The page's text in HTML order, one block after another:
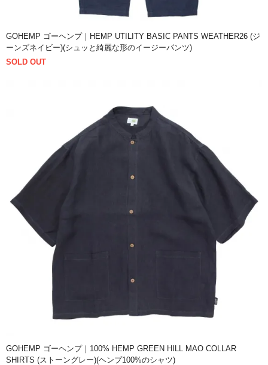
GOHEMP ゴーヘンプ｜HEMP UTILITY BASIC PANTS WEATHER26 (ジ
ーンズネイビー)(シュッと綺麗な形のイージーパンツ)
SOLD OUT
GOHEMP ゴーヘンプ｜100% HEMP GREEN HILL MAO COLLAR
SHIRTS (ストーングレー)(ヘンプ100%のシャツ)